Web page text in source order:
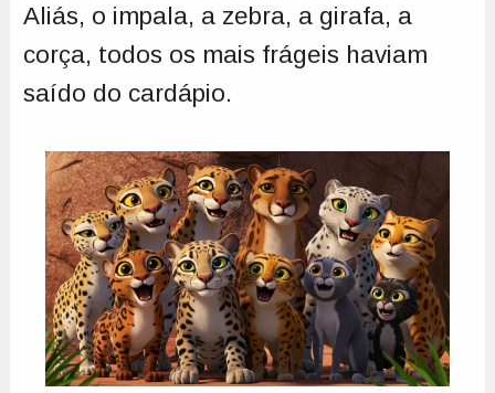
Aliás, o impala, a zebra, a girafa, a
corça, todos os mais frágeis haviam
saído do cardápio.